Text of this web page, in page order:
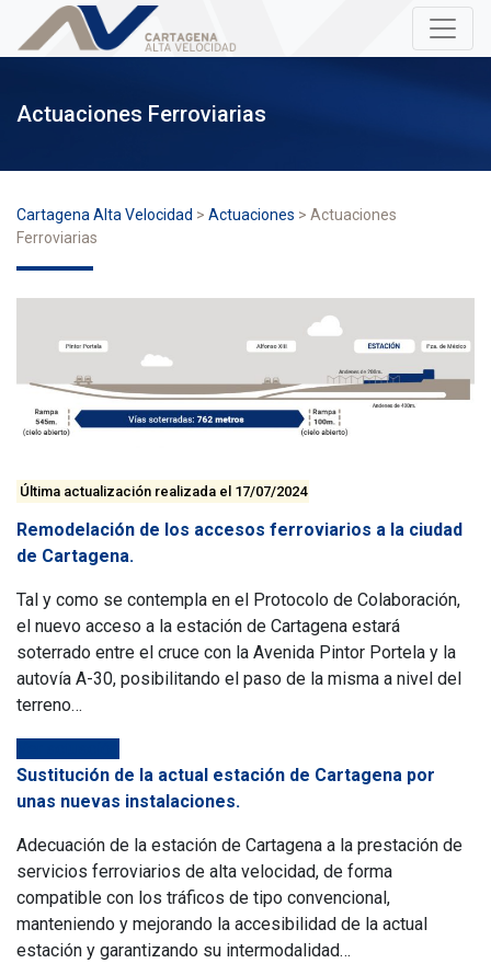
Actuaciones Ferroviarias
Cartagena Alta Velocidad > Actuaciones > Actuaciones
Ferroviarias
Última actualización realizada el 17/07/2024
Remodelación de los accesos ferroviarios a la ciudad
de Cartagena.
Tal y como se contempla en el Protocolo de Colaboración,
el nuevo acceso a la estación de Cartagena estará
soterrado entre el cruce con la Avenida Pintor Portela y la
autovía A-30, posibilitando el paso de la misma a nivel del
terreno…
Sustitución de la actual estación de Cartagena por
unas nuevas instalaciones.
Adecuación de la estación de Cartagena a la prestación de
servicios ferroviarios de alta velocidad, de forma
compatible con los tráficos de tipo convencional,
manteniendo y mejorando la accesibilidad de la actual
estación y garantizando su intermodalidad…